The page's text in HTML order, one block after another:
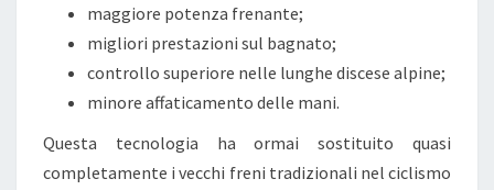
maggiore potenza frenante;
migliori prestazioni sul bagnato;
controllo superiore nelle lunghe discese alpine;
minore affaticamento delle mani.
Questa tecnologia ha ormai sostituito quasi
completamente i vecchi freni tradizionali nel ciclismo